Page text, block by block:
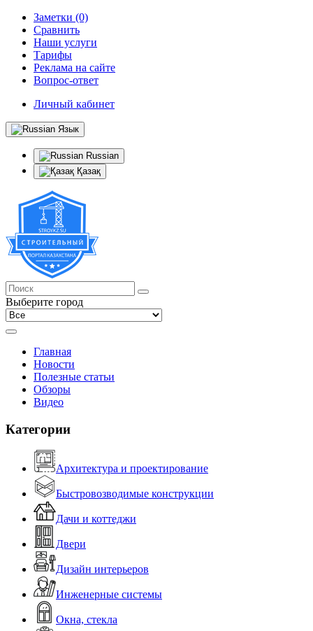
Заметки (0)
Сравнить
Наши услуги
Тарифы
Реклама на сайте
Вопрос-ответ
Личный кабинет
Язык
Russian
Қазақ
Выберите город
Главная
Новости
Полезные статьи
Обзоры
Видео
Категории
Архитектура и проектирование
Быстровозводимые конструкции
Дачи и коттеджи
Двери
Дизайн интерьеров
Инженерные системы
Окна, стекла